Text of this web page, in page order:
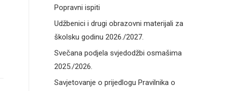
Popravni ispiti
Udžbenici i drugi obrazovni materijali za
školsku godinu 2026./2027.
Svečana podjela svjedodžbi osmašima
2025./2026.
Savjetovanje o prijedlogu Pravilnika o